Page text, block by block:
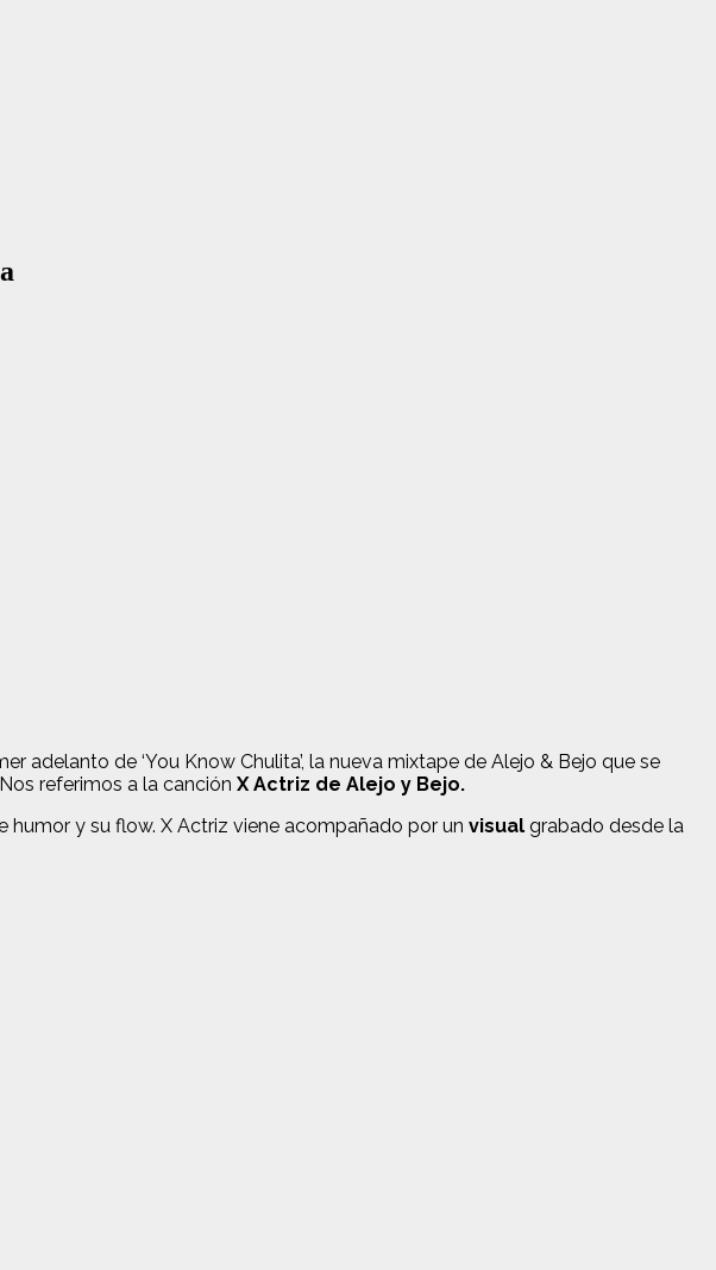
adelanto de ‘You Know Chulita’, la nueva mixtape de Alejo & Bejo que se
Nos referimos a la canción X Actriz de Alejo y Bejo.
humor y su flow. X Actriz viene acompañado por un visual grabado desde la